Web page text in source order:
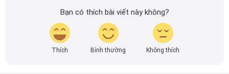
Với kinh nghiệm và sự đam mê với ô tô, mình luôn nỗ lực
nghiên cứu và học hỏi, mong muốn mang đến cho bạn
đọc những bài viết chất lượng, sáng tạo và đầy đủ thông
tin. Từ việc đánh giá chi tiết sản phẩm, dịch vụ đến việc
cập nhật những xu hướng mới nhất của ngành, mình mong
Bạn có thích bài viết này không?
Thích Bình thường Không thích